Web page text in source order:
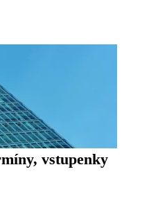
vstupenky